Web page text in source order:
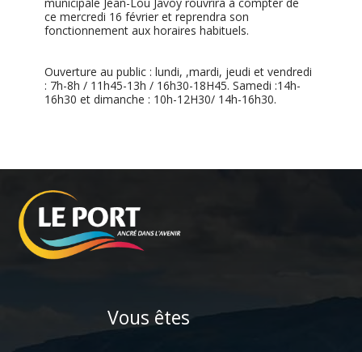
municipale Jean-Lou Javoy rouvrira à compter de
ce mercredi 16 février et reprendra son
fonctionnement aux horaires habituels.
Ouverture au public : lundi, ,mardi, jeudi et vendredi
: 7h-8h / 11h45-13h / 16h30-18H45. Samedi :14h-
16h30 et dimanche : 10h-12H30/ 14h-16h30.
Vous êtes